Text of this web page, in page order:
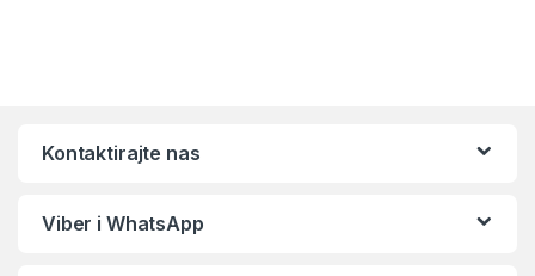
Kontaktirajte nas
Viber i WhatsApp